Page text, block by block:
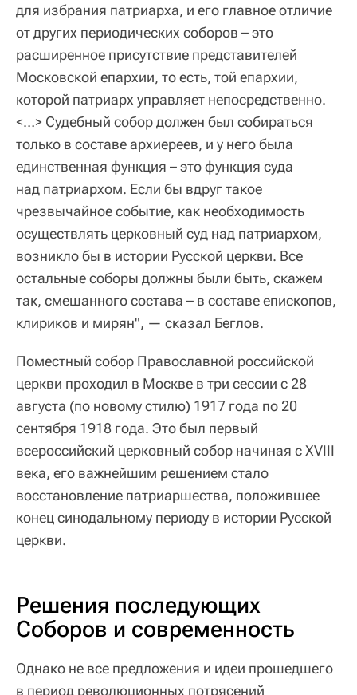
для избрания патриарха, и его главное отличие
от других периодических соборов – это
расширенное присутствие представителей
Московской епархии, то есть, той епархии,
которой патриарх управляет непосредственно.
<…> Судебный собор должен был собираться
только в составе архиереев, и у него была
единственная функция – это функция суда
над патриархом. Если бы вдруг такое
чрезвычайное событие, как необходимость
осуществлять церковный суд над патриархом,
возникло бы в истории Русской церкви. Все
остальные соборы должны были быть, скажем
так, смешанного состава – в составе епископов,
клириков и мирян", — сказал Беглов.
Поместный собор Православной российской
церкви проходил в Москве в три сессии с 28
августа (по новому стилю) 1917 года по 20
сентября 1918 года. Это был первый
всероссийский церковный собор начиная с XVIII
века, его важнейшим решением стало
восстановление патриаршества, положившее
конец синодальному периоду в истории Русской
церкви.
Решения последующих
Соборов и современность
Однако не все предложения и идеи прошедшего
в период революционных потрясений